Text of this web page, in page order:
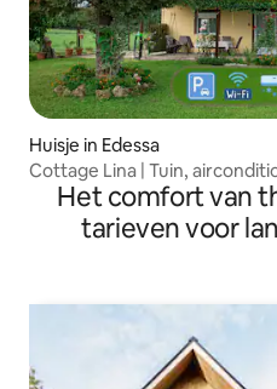
Huisje in Edessa
Cottage Lina | Tuin,
barbecue
Het comfort van
tarieven voor